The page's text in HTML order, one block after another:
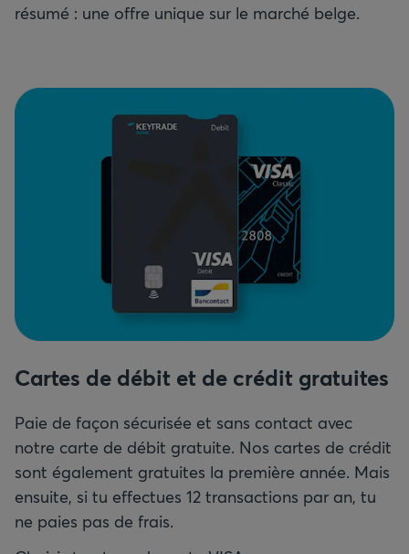
résumé : une offre unique sur le marché belge.
Cartes de débit et de crédit gratuites
Paie de façon sécurisée et sans contact avec
notre carte de débit gratuite. Nos cartes de crédit
sont également gratuites la première année. Mais
ensuite, si tu effectues 12 transactions par an, tu
ne paies pas de frais.